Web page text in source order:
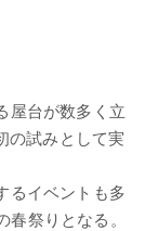
屋台が数多く立
の試みとして実
るイベントも多
祭りとなる。